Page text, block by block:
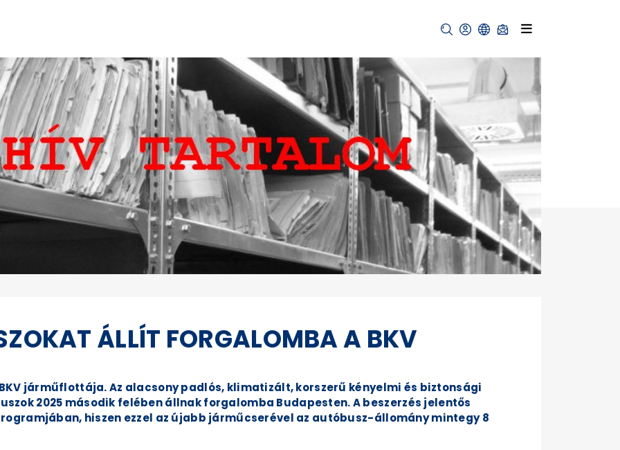
ÁLLÍT FORGALOMBA A BKV
járműflottája. Az alacsony padlós, klimatizált, korszerű kényelmi és biztonsági
2025 második felében állnak forgalomba Budapesten. A beszerzés jelentős
hiszen ezzel az újabb járműcserével az autóbusz-állomány mintegy 8